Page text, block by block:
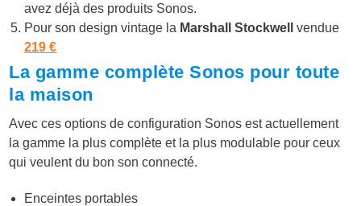
avez déjà des produits Sonos.
Pour son design vintage la Marshall Stockwell
vendue
219 €
La gamme complète Sonos pour toute
la maison
Avec ces options de configuration Sonos est actuellement
la gamme la plus complète et la plus modulable pour ceux
qui veulent du bon son connecté.
Enceintes portables